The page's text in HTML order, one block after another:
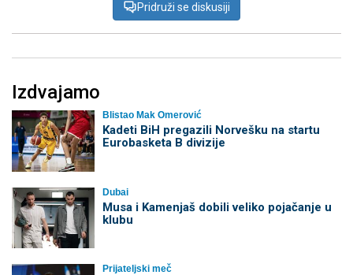
Pridruži se diskusiji
Izdvajamo
Blistao Mak Omerović
Kadeti BiH pregazili Norvešku na startu
Eurobasketa B divizije
Dubai
Musa i Kamenjaš dobili veliko pojačanje u
klubu
Prijateljski meč